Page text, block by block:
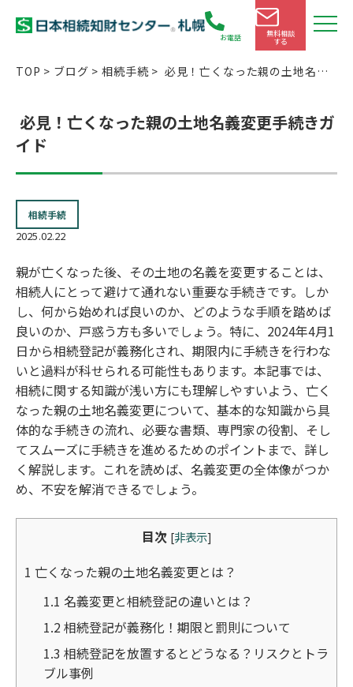
お電話 無料相談
する
TOP > ブログ >相続手続> 必見！亡くなった親の土地名義
必見！亡くなった親の土地名義変更手続きガ
イド
相続手続
2025.02.22
親が亡くなった後、その土地の名義を変更することは、
相続人にとって避けて通れない重要な手続きです。しか
し、何から始めれば良いのか、どのような手順を踏めば
良いのか、戸惑う方も多いでしょう。特に、2024年4月1
日から相続登記が義務化され、期限内に手続きを行わな
いと過料が科せられる可能性もあります。本記事では、
相続に関する知識が浅い方にも理解しやすいよう、亡く
なった親の土地名義変更について、基本的な知識から具
体的な手続きの流れ、必要な書類、専門家の役割、そし
てスムーズに手続きを進めるためのポイントまで、詳し
く解説します。これを読めば、名義変更の全体像がつか
め、不安を解消できるでしょう。
目次 [非表示]
1 亡くなった親の土地名義変更とは？
1.1 名義変更と相続登記の違いとは？
1.2相続登記が義務化！期限と罰則について
1.3 相続登記を放置するとどうなる？リスクとトラ
ブル事例